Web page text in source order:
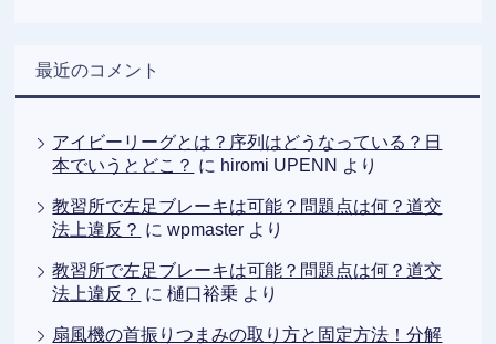
最近のコメント
アイビーリーグとは？序列はどうなっている？日
本でいうとどこ？ に hiromi UPENN より
教習所で左足ブレーキは可能？問題点は何？道交
法上違反？ にwpmaster より
教習所で左足ブレーキは可能？問題点は何？道交
法上違反？ に樋口裕乗 より
扇風機の首振りつまみの取り方と固定方法！分解